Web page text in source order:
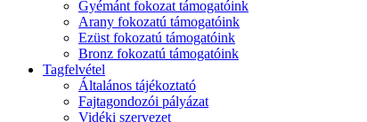
Gyémánt fokozat támogatóink
Arany fokozatú támogatóink
Ezüst fokozatú támogatóink
Bronz fokozatú támogatóink
Tagfelvétel
Általános tájékoztató
Fajtagondozói pályázat
Vidéki szervezet